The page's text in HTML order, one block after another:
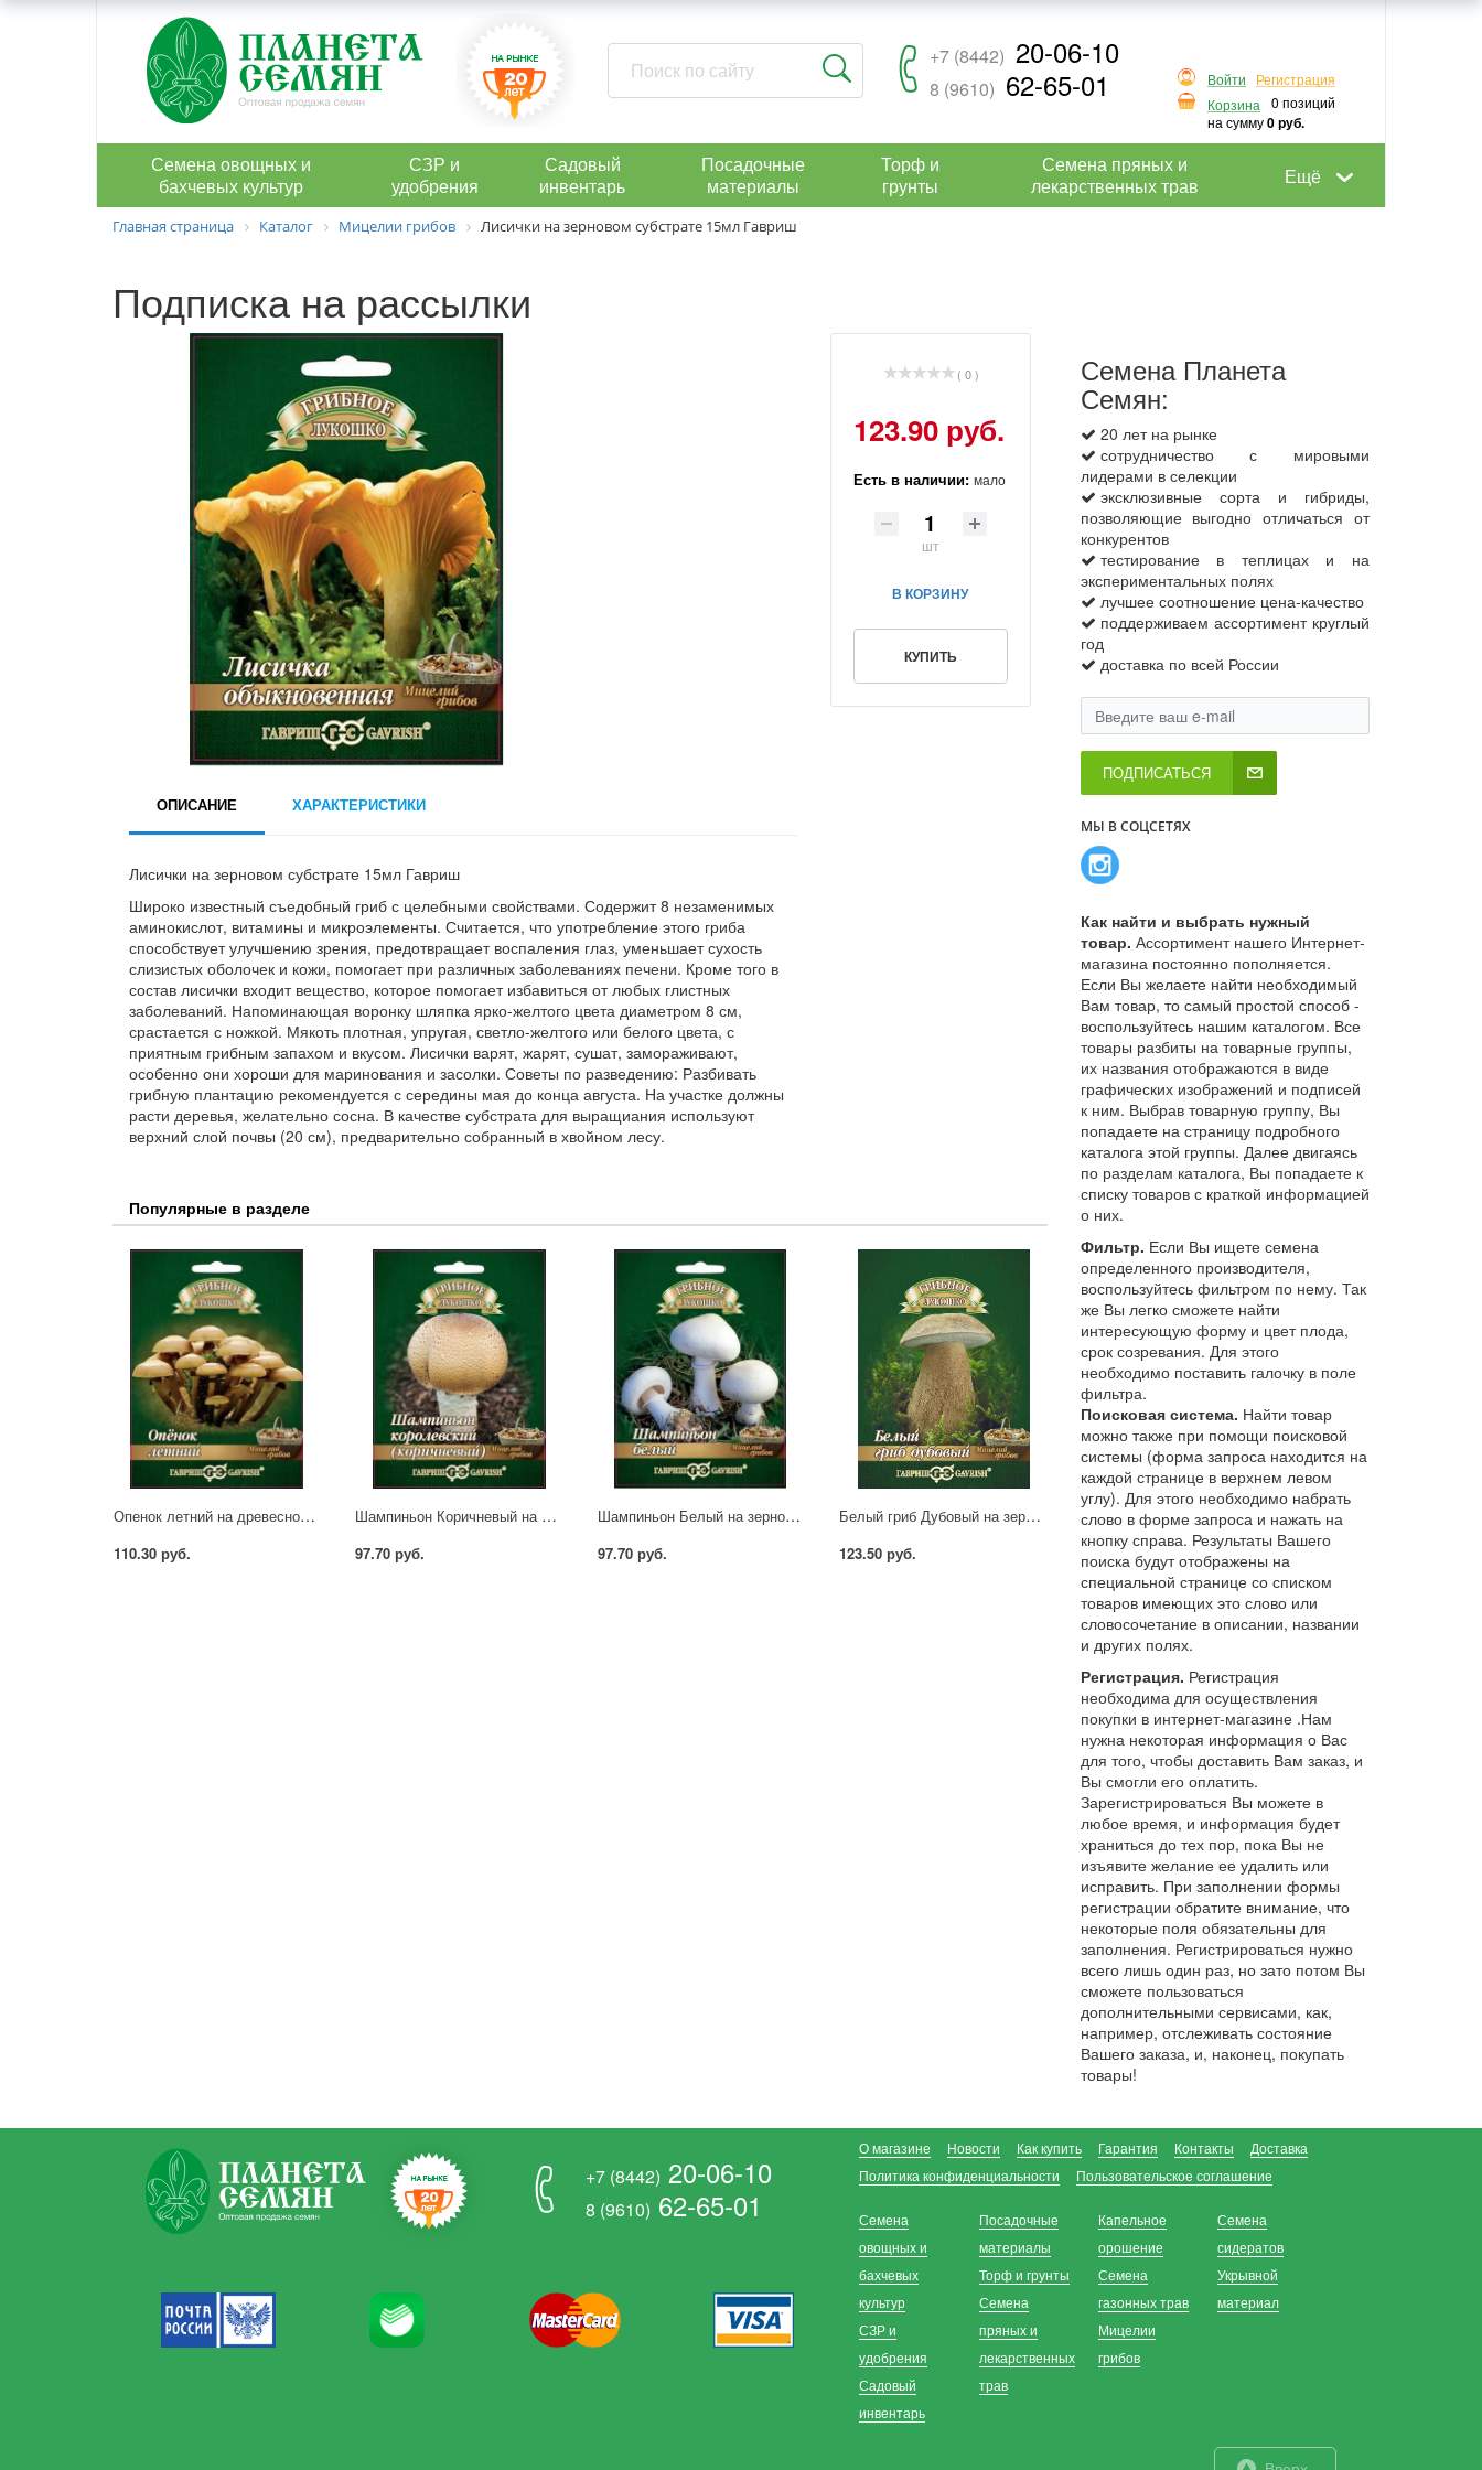
+7 (8442) 20-06-10
8 (9610) 62-65-01 Войти
Регистрация
Корзина
0 позиций
на сумму0 руб.
Семена овощных и
бахчевых культур
СЗР и
удобрения
Садовый
инвентарь
Посадочные
материалы
Торф и
грунты
Семена пряных и
лекарственных трав
Ещё
Главная страница Каталог Мицелии грибов Лисички на зерновом субстрате 15мл Гавриш
Подписка на рассылки
( 0 )
123.90 руб.
Есть в наличии: мало
шт
В КОРЗИНУ
КУПИТЬ
ОПИСАНИЕ ХАРАКТЕРИСТИКИ
Лисички на зерновом субстрате 15мл Гавриш
Широко известный съедобный гриб с целебными свойствами. Содержит 8 незаменимых
аминокислот, витамины и микроэлементы. Считается, что употребление этого гриба
способствует улучшению зрения, предотвращает воспаления глаз, уменьшает сухость
слизистых оболочек и кожи, помогает при различных заболеваниях печени. Кроме того в
состав лисички входит вещество, которое помогает избавиться от любых глистных
заболеваний. Напоминающая воронку шляпка ярко-желтого цвета диаметром 8 см,
срастается с ножкой. Мякоть плотная, упругая, светло-желтого или белого цвета, с
приятным грибным запахом и вкусом. Лисички варят, жарят, сушат, замораживают,
особенно они хороши для маринования и засолки. Советы по разведению: Разбивать
грибную плантацию рекомендуется с середины мая до конца августа. На участке должны
расти деревья, желательно сосна. В качестве субстрата для выращиания используют
верхний слой почвы (20 см), предварительно собранный в хвойном лесу.
Популярные в разделе
Опенок летний на древесной палочке 12шт Гавриш
110.30 руб.
Шампиньон Коричневый на зерновом субстрате 15мл Гавриш
97.70 руб.
Шампиньон Белый на зерновом субстрате 15мл Гавриш
97.70 руб.
Белый гриб Дубовый на зерновом субстрате 15мл Гавриш
123.50 руб.
Семена Планета
Семян:
20 лет на рынке
сотрудничество с мировыми
лидерами в селекции
эксклюзивные сорта и гибриды,
позволяющие выгодно отличаться от
конкурентов
тестирование в теплицах и на
экспериментальных полях
лучшее соотношение цена-качество
поддерживаем ассортимент круглый
год
доставка по всей России
ПОДПИСАТЬСЯ
МЫ В СОЦСЕТЯХ
Как найти и выбрать нужный
товар. Ассортимент нашего Интернет-
магазина постоянно пополняется.
Если Вы желаете найти необходимый
Вам товар, то самый простой способ -
воспользуйтесь нашим каталогом. Все
товары разбиты на товарные группы,
их названия отображаются в виде
графических изображений и подписей
к ним. Выбрав товарную группу, Вы
попадаете на страницу подробного
каталога этой группы. Далее двигаясь
по разделам каталога, Вы попадаете к
списку товаров с краткой информацией
о них.
Фильтр. Если Вы ищете семена
определенного производителя,
воспользуйтесь фильтром по нему. Так
же Вы легко сможете найти
интересующую форму и цвет плода,
срок созревания. Для этого
необходимо поставить галочку в поле
фильтра.
Поисковая система. Найти товар
можно также при помощи поисковой
системы (форма запроса находится на
каждой странице в верхнем левом
углу). Для этого необходимо набрать
слово в форме запроса и нажать на
кнопку справа. Результаты Вашего
поиска будут отображены на
специальной странице со списком
товаров имеющих это слово или
словосочетание в описании, названии
и других полях.
Регистрация. Регистрация
необходима для осуществления
покупки в интернет-магазине .Нам
нужна некоторая информация о Вас
для того, чтобы доставить Вам заказ, и
Вы смогли его оплатить.
Зарегистрироваться Вы можете в
любое время, и информация будет
храниться до тех пор, пока Вы не
изъявите желание ее удалить или
исправить. При заполнении формы
регистрации обратите внимание, что
некоторые поля обязательны для
заполнения. Регистрироваться нужно
всего лишь один раз, но зато потом Вы
сможете пользоваться
дополнительными сервисами, как,
например, отслеживать состояние
Вашего заказа, и, наконец, покупать
товары!
+7 (8442) 20-06-10
8 (9610) 62-65-01
О магазине Новости Как купить Гарантия Контакты
Доставка
Политика конфиденциальности
Пользовательское соглашение
Семена
овощных и
бахчевых
культур
СЗР и
удобрения
Садовый
инвентарь
Посадочные
материалы
Торф и грунты
Семена
пряных и
лекарственных
трав
Капельное
орошение
Семена
газонных трав
Мицелии
грибов
Семена
сидератов
Укрывной
материал